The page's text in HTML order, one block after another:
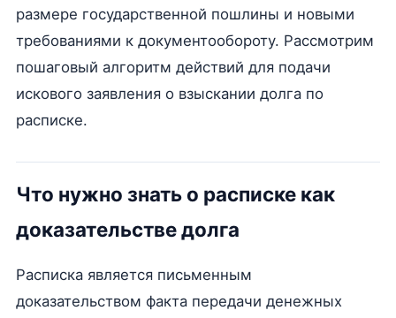
размере государственной пошлины и новыми
требованиями к документообороту. Рассмотрим
пошаговый алгоритм действий для подачи
искового заявления о взыскании долга по
расписке.
Что нужно знать о расписке как
доказательстве долга
Расписка является письменным
доказательством факта передачи денежных